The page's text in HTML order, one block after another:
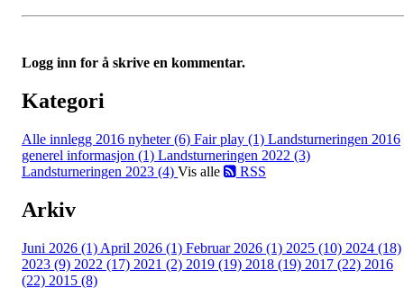
Logg inn for å skrive en kommentar.
Kategori
Alle innlegg 2016 nyheter (6) Fair play (1) Landsturneringen 2016
generel informasjon (1) Landsturneringen 2022 (3)
Landsturneringen 2023 (4) Vis alle RSS
Arkiv
Juni 2026 (1) April 2026 (1) Februar 2026 (1) 2025 (10) 2024 (18)
2023 (9) 2022 (17) 2021 (2) 2019 (19) 2018 (19) 2017 (22) 2016
(22) 2015 (8)